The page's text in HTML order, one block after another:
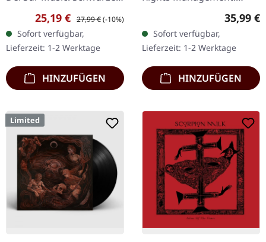
Vinyl im Gatefold-Cover.
The Neptune Power
Federation liefert mit…
Verkaufspreis:
25,19 € Regulärer Preis:
27,99 €(-10%)
Sofort verfügbar,
Lieferzeit: 1-2 Werktage
HINZUFÜGEN
Doppel-Vinyl. Dokkens
drittes Studioalbum "Back
For The Attack"…
35,99 €
Sofort verfügbar,
Lieferzeit: 1-2 Werktage
HINZUFÜGEN
Limited